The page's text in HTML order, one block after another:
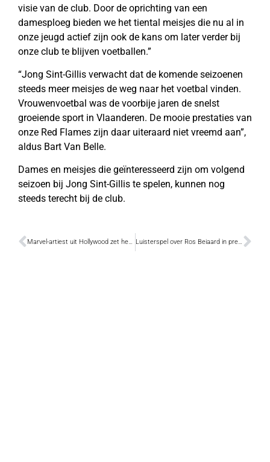
visie van de club. Door de oprichting van een
damesploeg bieden we het tiental meisjes die nu al in
onze jeugd actief zijn ook de kans om later verder bij
onze club te blijven voetballen.”
“Jong Sint-Gillis verwacht dat de komende seizoenen
steeds meer meisjes de weg naar het voetbal vinden.
Vrouwenvoetbal was de voorbije jaren de snelst
groeiende sport in Vlaanderen. De mooie prestaties van
onze Red Flames zijn daar uiteraard niet vreemd aan”,
aldus Bart Van Belle.
Dames en meisjes die geïnteresseerd zijn om volgend
seizoen bij Jong Sint-Gillis te spelen, kunnen nog
steeds terecht bij de club.
Marvel-artiest uit Hollywood zet het Ros Beiaard op papier Luisterspel over Ros Beiaard in première op 6 maart